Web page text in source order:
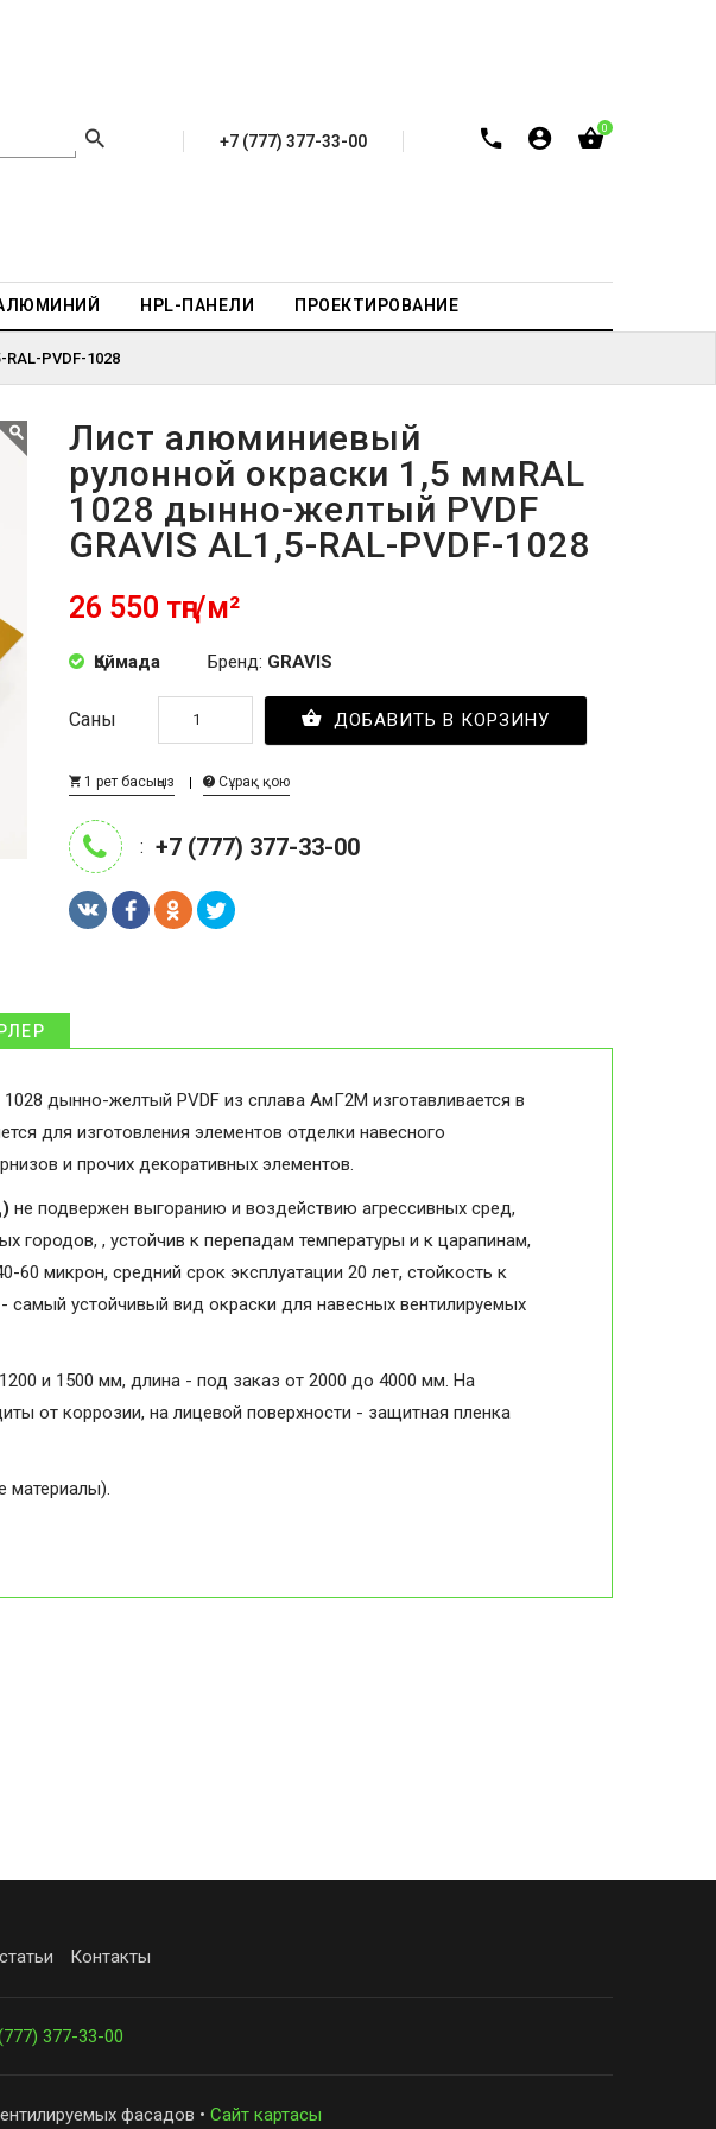
+7 (777) 377-33-00
0
HPL-ПАНЕЛИ ПРОЕКТИРОВАНИЕ
PVDF-1028
Лист алюминиевый
рулонной окраски 1,5 ммRAL
1028 дынно-желтый PVDF
GRAVIS AL1,5-RAL-PVDF-1028
26 550 тңг/м²
Қоймада Бренд: GRAVIS
Саны ДОБАВИТЬ В КОРЗИНУ
1 рет басыңыз Сұрақ қою
: +7 (777) 377-33-00
дынно-желтый PVDF из сплава АмГ2М изготавливается в
для изготовления элементов отделки навесного
и прочих декоративных элементов.
не подвержен выгоранию и воздействию агрессивных сред,
городов, , устойчив к перепадам температуры и к царапинам,
60 микрон, средний срок эксплуатации 20 лет, стойкость к
самый устойчивый вид окраски для навесных вентилируемых
и 1500 мм, длина - под заказ от 2000 до 4000 мм. На
от коррозии, на лицевой поверхности - защитная пленка
материалы).
Контакты
377-33-00
фасадов • Сайт картасы